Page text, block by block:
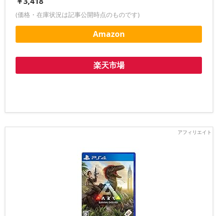
(価格・在庫状況は記事公開時点のものです)
Amazon
楽天市場